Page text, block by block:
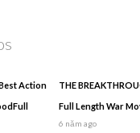
Action
THE
Full Length War
6 năm ago